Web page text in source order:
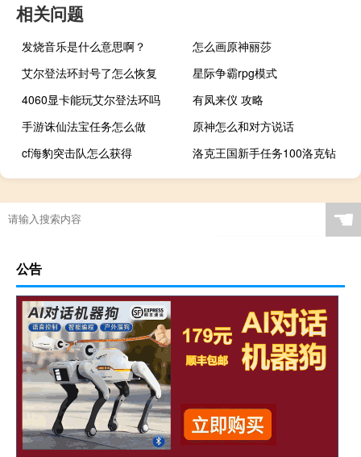
相关问题
发烧音乐是什么意思啊？
怎么画原神丽莎
艾尔登法环封号了怎么恢复
星际争霸rpg模式
4060显卡能玩艾尔登法环吗
有凤来仪 攻略
手游诛仙法宝任务怎么做
原神怎么和对方说话
cf海豹突击队怎么获得
洛克王国新手任务100洛克钻
消逝的光芒联机跳任务
☚
公告